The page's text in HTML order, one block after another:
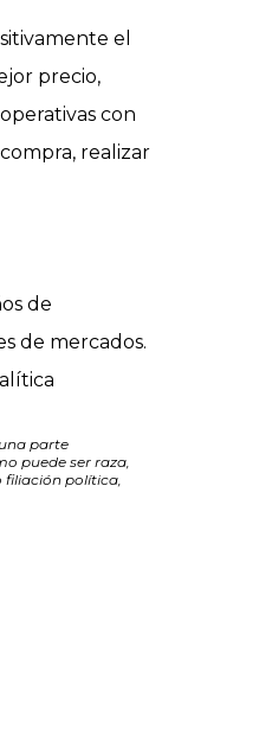
el
precio,
con
realizar
de
de mercados.
parte
puede ser raza,
política,